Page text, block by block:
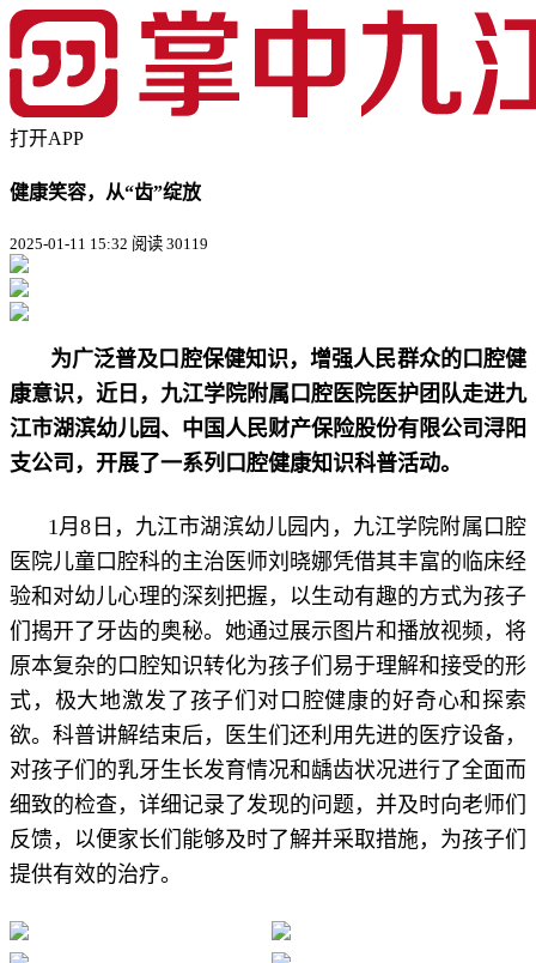
打开APP
健康笑容，从“齿”绽放
2025-01-11 15:32 阅读 30119
为广泛普及口腔保健知识，增强人民群众的口腔健
康意识，近日，九江学院附属口腔医院医护团队走进九
江市湖滨幼儿园、中国人民财产保险股份有限公司浔阳
支公司，开展了一系列口腔健康知识科普活动。
1月8日，九江市湖滨幼儿园内，九江学院附属口腔
医院儿童口腔科的主治医师刘晓娜凭借其丰富的临床经
验和对幼儿心理的深刻把握，以生动有趣的方式为孩子
们揭开了牙齿的奥秘。她通过展示图片和播放视频，将
原本复杂的口腔知识转化为孩子们易于理解和接受的形
式，极大地激发了孩子们对口腔健康的好奇心和探索
欲。科普讲解结束后，医生们还利用先进的医疗设备，
对孩子们的乳牙生长发育情况和龋齿状况进行了全面而
细致的检查，详细记录了发现的问题，并及时向老师们
反馈，以便家长们能够及时了解并采取措施，为孩子们
提供有效的治疗。